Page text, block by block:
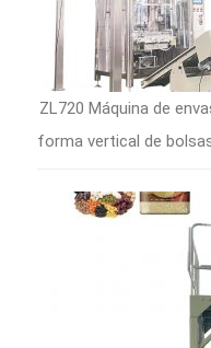
ZL720 Máquina de
forma vertical de